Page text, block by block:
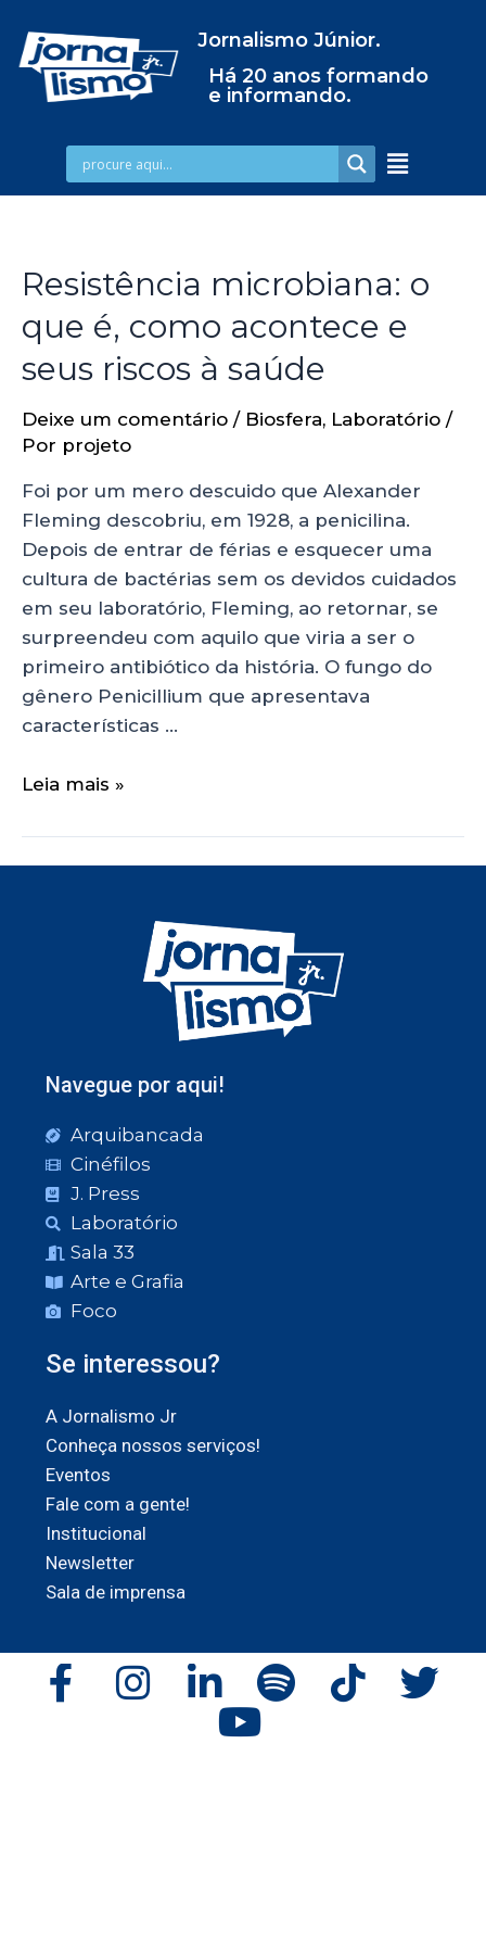
Jornalismo Júnior.
Há 20 anos formando
e informando.
Resistência microbiana: o
que é, como acontece e
seus riscos à saúde
Deixe um comentário / Biosfera, Laboratório /
Por projeto
Foi por um mero descuido que Alexander
Fleming descobriu, em 1928, a penicilina.
Depois de entrar de férias e esquecer uma
cultura de bactérias sem os devidos cuidados
em seu laboratório, Fleming, ao retornar, se
surpreendeu com aquilo que viria a ser o
primeiro antibiótico da história. O fungo do
gênero Penicillium que apresentava
características …
Leia mais »
Navegue por aqui!
Arquibancada
Cinéfilos
J. Press
Laboratório
Sala 33
Arte e Grafia
Foco
Se interessou?
A Jornalismo Jr
Conheça nossos serviços!
Eventos
Fale com a gente!
Institucional
Newsletter
Sala de imprensa